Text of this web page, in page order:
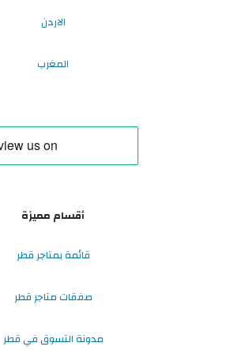
الاردن
المغرب
أقسام مميزة
قائمة بمتاجر قطر
صفقات متاجر قطر
مدونة التسوق في قطر